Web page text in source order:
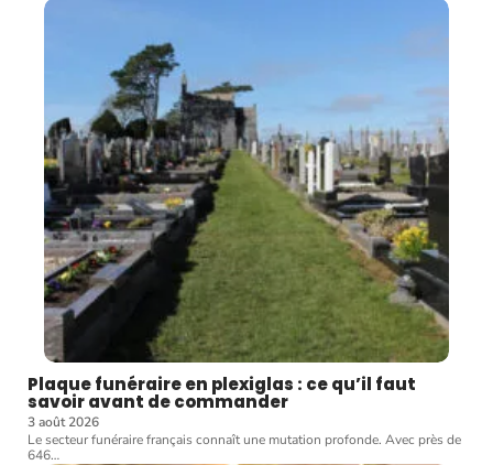
Plaque funéraire en plexiglas : ce qu’il faut
savoir avant de commander
3 août 2026
Le secteur funéraire français connaît une mutation profonde. Avec près de
646…